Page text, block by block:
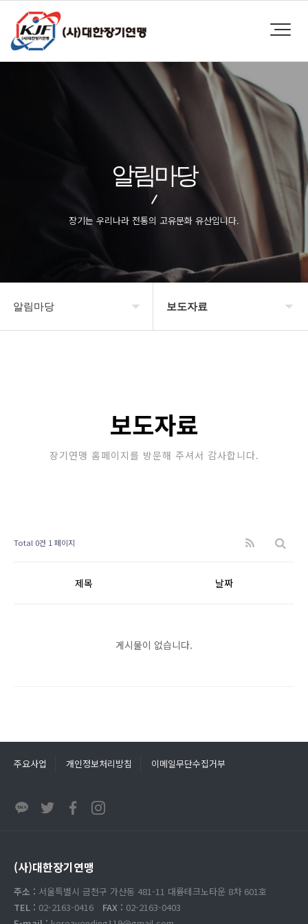
알림마당
장기는 우리나라 전통의 고유문화 유산입니다.
알림마당 보도자료
포토갤러리
보도자료
장기연맹 홈페이지를 방문해 주셔서 감사합니다.
Total 0건 1 페이지
제목 날짜
게시물이 없습니다.
주요사업 개인정보처리방침 이메일무단수집거부
(사)대한장기연맹
주소 : 서울특별시 금천구 가산동 481-11 대륭테크노타운 8차 601호
TEL : 02-2163-0416 FAX : 02-2163-0403